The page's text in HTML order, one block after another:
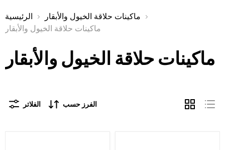
الرئيسية
ماكينات حلاقة الخيول والأبقار
ماكينات حلاقة الخيول والأبقار
ماكينات حلاقة الخيول والأبقار
الفلاتر الفرز حسب